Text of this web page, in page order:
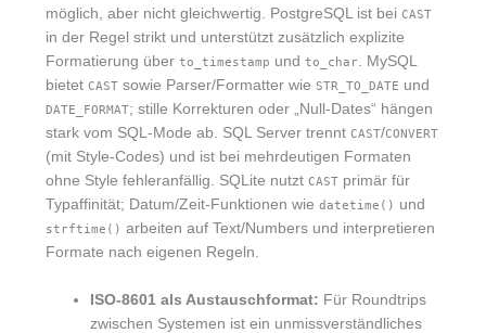
möglich, aber nicht gleichwertig. PostgreSQL ist bei CAST
in der Regel strikt und unterstützt zusätzlich explizite
Formatierung über to_timestamp und to_char. MySQL
bietet CASTsowie Parser/Formatter wie STR_TO_DATE und
DATE_FORMAT; stille Korrekturen oder „Null-Dates“ hängen
stark vom SQL-Mode ab. SQL Server trennt CAST/CONVERT
(mit Style-Codes) und ist bei mehrdeutigen Formaten
ohne Style fehleranfällig. SQLite nutzt CASTprimär für
Typaffinität; Datum/Zeit-Funktionen wie datetime() und
strftime() arbeiten auf Text/Numbers und interpretieren
Formate nach eigenen Regeln.
ISO-8601 als Austauschformat: Für Roundtrips
zwischen Systemen ist ein unmissverständliches